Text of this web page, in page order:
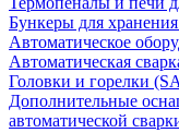
Бункеры для
Автоматическое
Автоматическая
Головки и горелки
Дополнительные
автоматической